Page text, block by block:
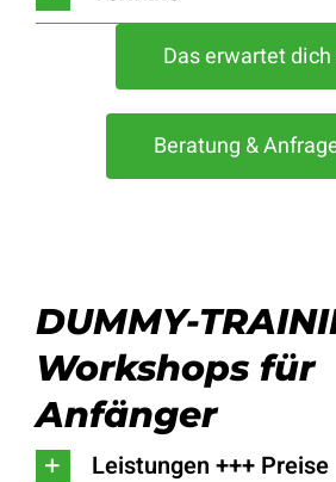
Das erwartet dich
Beratung &
DUMMY-
Workshops für
Anfänger
Leistungen +++ Preise